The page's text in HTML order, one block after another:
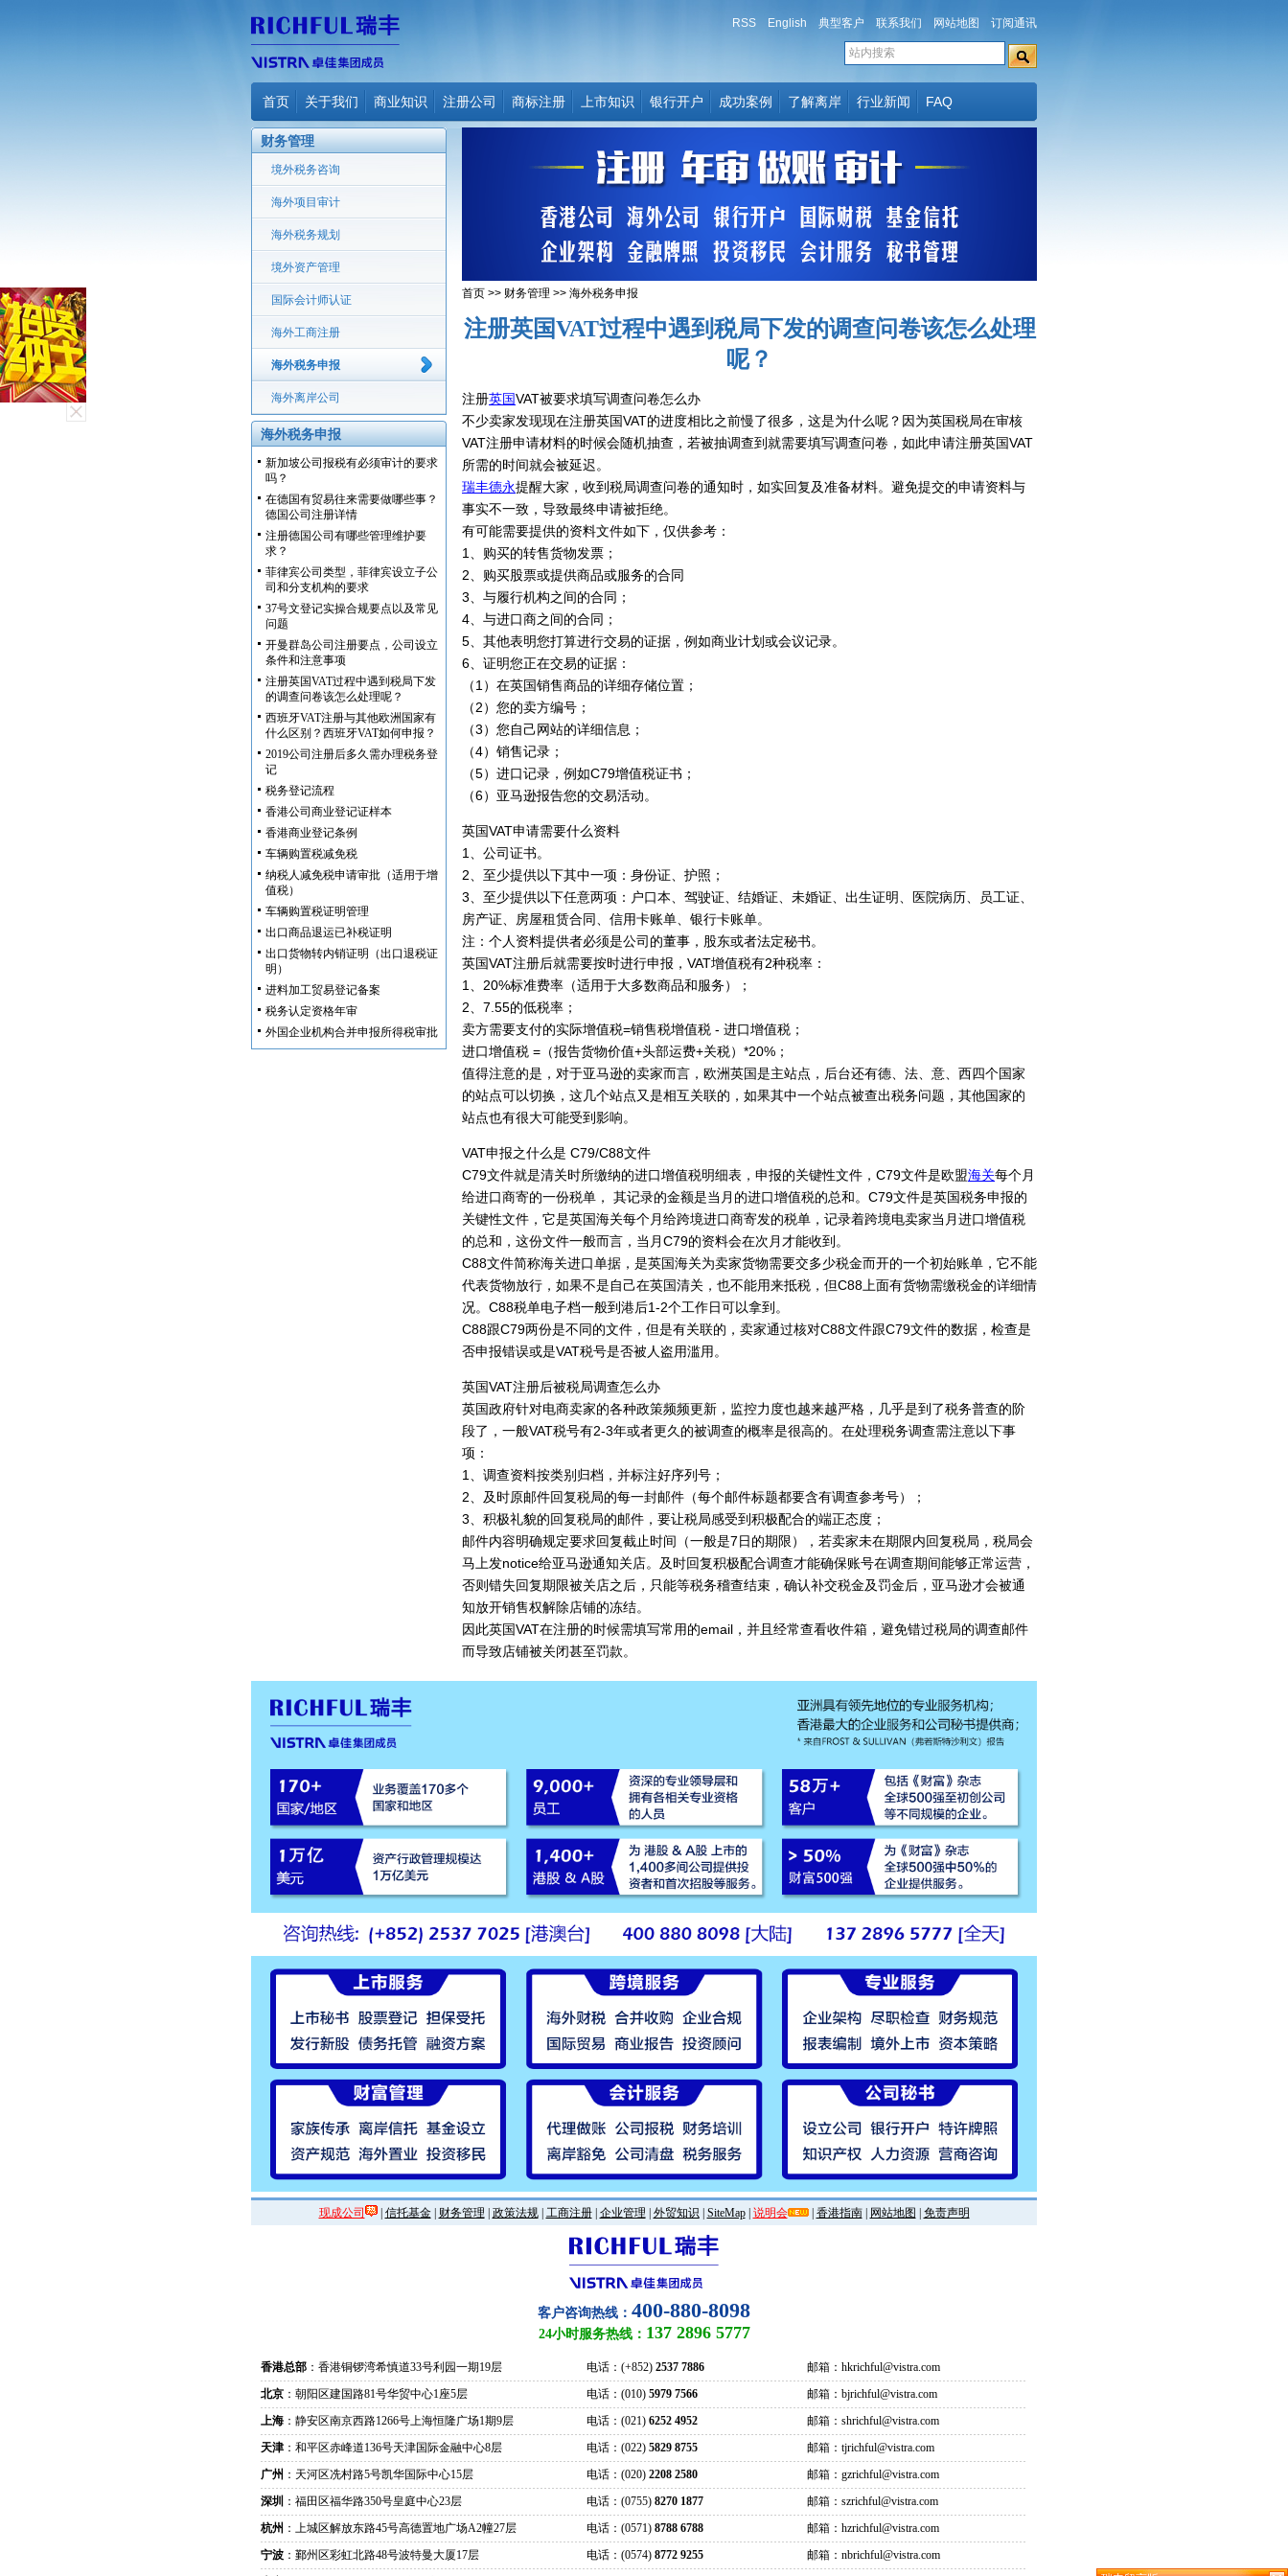
RSS English 典型客户 联系我们 网站地图 订阅通讯
首页 关于我们 商业知识 注册公司 商标注册 上市知识 银行开户 成功案例 了解离岸 行业新闻 FAQ
财务管理
境外税务咨询
海外项目审计
海外税务规划
境外资产管理
国际会计师认证
海外工商注册
海外税务申报
海外离岸公司
海外税务申报
新加坡公司报税有必须审计的要求
吗？
在德国有贸易往来需要做哪些事？
德国公司注册详情
注册德国公司有哪些管理维护要
求？
菲律宾公司类型，菲律宾设立子公
司和分支机构的要求
37号文登记实操合规要点以及常见
问题
开曼群岛公司注册要点，公司设立
条件和注意事项
注册英国VAT过程中遇到税局下发
的调查问卷该怎么处理呢？
西班牙VAT注册与其他欧洲国家有
什么区别？西班牙VAT如何申报？
2019公司注册后多久需办理税务登
记
税务登记流程
香港公司商业登记证样本
香港商业登记条例
车辆购置税减免税
纳税人减免税申请审批（适用于增
值税）
车辆购置税证明管理
出口商品退运已补税证明
出口货物转内销证明（出口退税证
明）
进料加工贸易登记备案
税务认定资格年审
外国企业机构合并申报所得税审批
首页 >> 财务管理 >> 海外税务申报
注册英国VAT过程中遇到税局下发的调查问卷该怎么处理
呢？
注册英国VAT被要求填写调查问卷怎么办
不少卖家发现现在注册英国VAT的进度相比之前慢了很多，这是为什么呢？因为英国税局在审核
VAT注册申请材料的时候会随机抽查，若被抽调查到就需要填写调查问卷，如此申请注册英国VAT
所需的时间就会被延迟。
瑞丰德永提醒大家，收到税局调查问卷的通知时，如实回复及准备材料。避免提交的申请资料与
事实不一致，导致最终申请被拒绝。
有可能需要提供的资料文件如下，仅供参考：
1、购买的转售货物发票；
2、购买股票或提供商品或服务的合同
3、与履行机构之间的合同；
4、与进口商之间的合同；
5、其他表明您打算进行交易的证据，例如商业计划或会议记录。
6、证明您正在交易的证据：
（1）在英国销售商品的详细存储位置；
（2）您的卖方编号；
（3）您自己网站的详细信息；
（4）销售记录；
（5）进口记录，例如C79增值税证书；
（6）亚马逊报告您的交易活动。
英国VAT申请需要什么资料
1、公司证书。
2、至少提供以下其中一项：身份证、护照；
3、至少提供以下任意两项：户口本、驾驶证、结婚证、未婚证、出生证明、医院病历、员工证、
房产证、房屋租赁合同、信用卡账单、银行卡账单。
注：个人资料提供者必须是公司的董事，股东或者法定秘书。
英国VAT注册后就需要按时进行申报，VAT增值税有2种税率：
1、20%标准费率（适用于大多数商品和服务）；
2、7.55的低税率；
卖方需要支付的实际增值税=销售税增值税 - 进口增值税；
进口增值税 =（报告货物价值+头部运费+关税）*20%；
值得注意的是，对于亚马逊的卖家而言，欧洲英国是主站点，后台还有德、法、意、西四个国家
的站点可以切换，这几个站点又是相互关联的，如果其中一个站点被查出税务问题，其他国家的
站点也有很大可能受到影响。
VAT申报之什么是 C79/C88文件
C79文件就是清关时所缴纳的进口增值税明细表，申报的关键性文件，C79文件是欧盟海关每个月
给进口商寄的一份税单， 其记录的金额是当月的进口增值税的总和。C79文件是英国税务申报的
关键性文件，它是英国海关每个月给跨境进口商寄发的税单，记录着跨境电卖家当月进口增值税
的总和，这份文件一般而言，当月C79的资料会在次月才能收到。
C88文件简称海关进口单据，是英国海关为卖家货物需要交多少税金而开的一个初始账单，它不能
代表货物放行，如果不是自己在英国清关，也不能用来抵税，但C88上面有货物需缴税金的详细情
况。C88税单电子档一般到港后1-2个工作日可以拿到。
C88跟C79两份是不同的文件，但是有关联的，卖家通过核对C88文件跟C79文件的数据，检查是
否申报错误或是VAT税号是否被人盗用滥用。
英国VAT注册后被税局调查怎么办
英国政府针对电商卖家的各种政策频频更新，监控力度也越来越严格，几乎是到了税务普查的阶
段了，一般VAT税号有2-3年或者更久的被调查的概率是很高的。在处理税务调查需注意以下事
项：
1、调查资料按类别归档，并标注好序列号；
2、及时原邮件回复税局的每一封邮件（每个邮件标题都要含有调查参考号）；
3、积极礼貌的回复税局的邮件，要让税局感受到积极配合的端正态度；
邮件内容明确规定要求回复截止时间（一般是7日的期限），若卖家未在期限内回复税局，税局会
马上发notice给亚马逊通知关店。及时回复积极配合调查才能确保账号在调查期间能够正常运营，
否则错失回复期限被关店之后，只能等税务稽查结束，确认补交税金及罚金后，亚马逊才会被通
知放开销售权解除店铺的冻结。
因此英国VAT在注册的时候需填写常用的email，并且经常查看收件箱，避免错过税局的调查邮件
而导致店铺被关闭甚至罚款。
现成公司 | 信托基金| 财务管理 政策法规| 工商注册| 企业管理 外贸知识 SiteMap| 说明会 | 香港指南| 网站地图 免责声明
客户咨询热线： 400-880-8098
24小时服务热线： 137 2896 5777
香港总部 ：香港铜锣湾希慎道33号利园一期19层 电话：(+852) 2537 7886
邮箱：hkrichful@vistra.com
北京 ：朝阳区建国路81号华贸中心1座5层 电话：(010) 5979 7566
邮箱：bjrichful@vistra.com
上海 ：静安区南京西路1266号上海恒隆广场1期9层 电话：(021) 6252 4952
邮箱：shrichful@vistra.com
天津 ：和平区赤峰道136号天津国际金融中心8层 电话：(022) 5829 8755
邮箱：tjrichful@vistra.com
广州 ：天河区冼村路5号凯华国际中心15层 电话：(020) 2208 2580
邮箱：gzrichful@vistra.com
深圳 ：福田区福华路350号皇庭中心23层 电话：(0755) 8270 1877
邮箱：szrichful@vistra.com
杭州 ：上城区解放东路45号高德置地广场A2幢27层 电话：(0571) 8788 6788
邮箱：hzrichful@vistra.com
宁波 ：鄞州区彩虹北路48号波特曼大厦17层 电话：(0574) 8772 9255
邮箱：nbrichful@vistra.com